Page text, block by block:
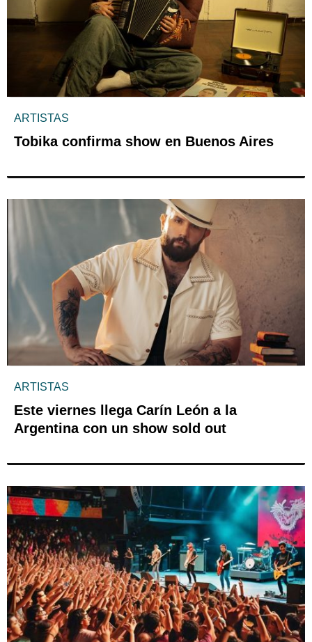
ARTISTAS
Tobika confirma show en Buenos Aires
ARTISTAS
Este viernes llega Carín León a la
Argentina con un show sold out